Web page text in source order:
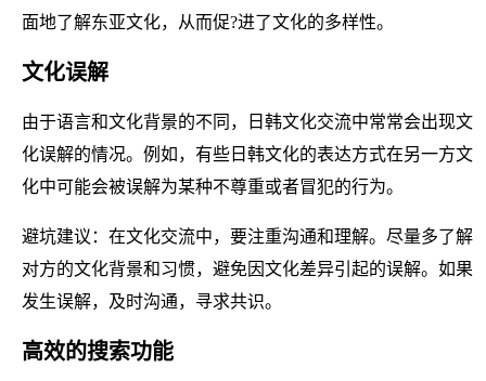
面地了解东亚文化，从而促?进了文化的多样性。
文化误解
由于语言和文化背景的不同，日韩文化交流中常常会出现文
化误解的情况。例如，有些日韩文化的表达方式在另一方文
化中可能会被误解为某种不尊重或者冒犯的行为。
避坑建议：在文化交流中，要注重沟通和理解。尽量多了解
对方的文化背景和习惯，避免因文化差异引起的误解。如果
发生误解，及时沟通，寻求共识。
高效的搜索功能